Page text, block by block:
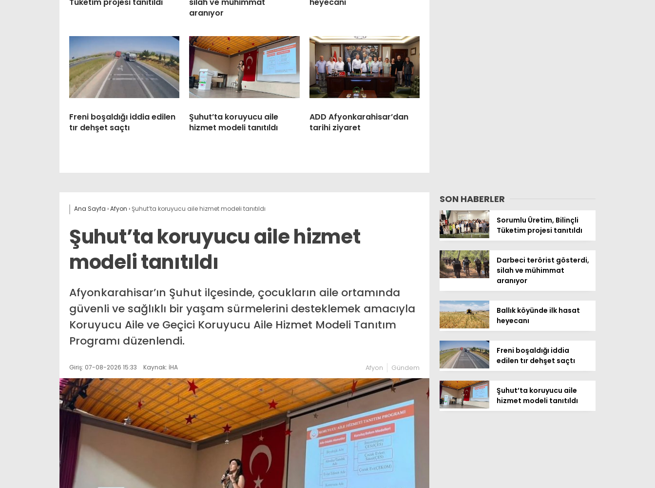
aranıyor
Freni boşaldığı iddia edilen
tır dehşet saçtı
Şuhut’ta koruyucu aile
hizmet modeli tanıtıldı
ADD Afyonkarahisar’dan
tarihi ziyaret
Ana Sayfa ›Afyon ›Şuhut’ta koruyucu aile hizmet modeli tanıtıldı
Şuhut’ta koruyucu aile hizmet
modeli tanıtıldı
Afyonkarahisar’ın Şuhut ilçesinde, çocukların aile ortamında
güvenli ve sağlıklı bir yaşam sürmelerini desteklemek amacıyla
Koruyucu Aile ve Geçici Koruyucu Aile Hizmet Modeli Tanıtım
Programı düzenlendi.
Giriş: 07-08-2026 15:33 Kaynak: İHA Afyon Gündem
SON HABERLER
Sorumlu Üretim, Bilinçli
Tüketim projesi tanıtıldı
Darbeci terörist gösterdi,
silah ve mühimmat
aranıyor
Ballık köyünde ilk hasat
heyecanı
Freni boşaldığı iddia
edilen tır dehşet saçtı
Şuhut’ta koruyucu aile
hizmet modeli tanıtıldı